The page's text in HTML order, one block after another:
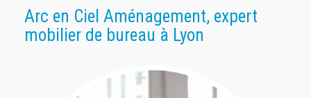
Arc en Ciel Aménagement, expert
mobilier de bureau à Lyon